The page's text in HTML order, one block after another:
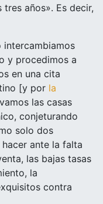
tres años». Es decir,
intercambiamos
y procedimos a
en una cita
[y por la
las casas
conjeturando
solo dos
ante la falta
las bajas tasas
la
contra